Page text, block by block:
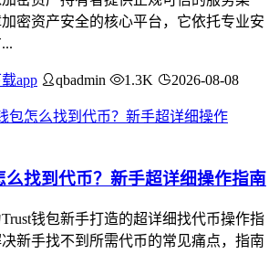
密资产安全的核心平台，它依托专业安
app qbadmin 1.3K 2026-08-08
么找到代币？新手超详细操作指南
钱包新手打造的超详细找代币操作指
新手找不到所需代币的常见痛点，指南